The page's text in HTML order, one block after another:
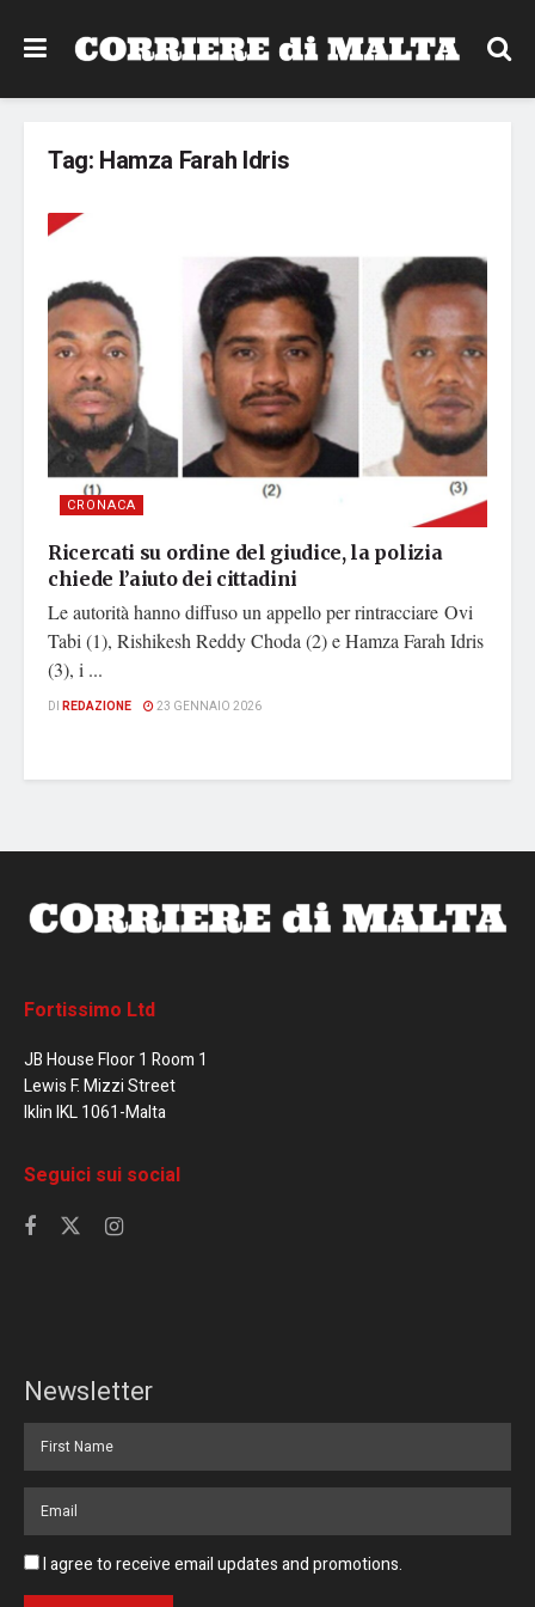
Tag: Hamza Farah Idris
CRONACA
Ricercati su ordine del giudice, la polizia
chiede l’aiuto dei cittadini
Le autorità hanno diffuso un appello per rintracciare Ovi
Tabi (1), Rishikesh Reddy Choda (2) e Hamza Farah Idris
(3), i ...
DI REDAZIONE 23 GENNAIO 2026
Fortissimo Ltd
JB House Floor 1 Room 1
Lewis F. Mizzi Street
Iklin IKL 1061-Malta
Seguici sui social
Newsletter
I agree to receive email updates and promotions.